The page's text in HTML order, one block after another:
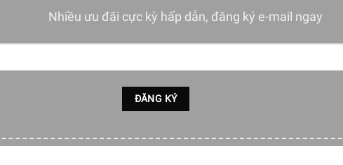
Nhiều ưu đãi cực kỳ hấp dẫn, đăng ký e-mail ngay